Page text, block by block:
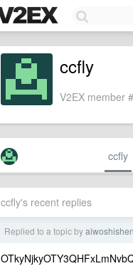
ccfly
V2EX member
ccfly
ccfly's recent replies
Replied to a topic byaiwoshishen